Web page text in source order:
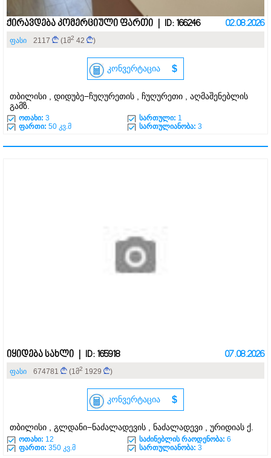
ქირავდება კომერციული ფართი | ID: 166246 02.08.2026
ფასი 2117 (1მ2 42 )
კონვერტაცია $
თბილისი , დიდუბე−ჩუღურეთის , ჩუღურეთი , აღმაშენებლის
გამზ.
ოთახი: 3 სართული: 1
ფართი: 50 კვ.მ სართულიანობა: 3
იყიდება სახლი | ID: 165918 07.08.2026
ფასი 674781 (1მ2 1929 )
კონვერტაცია $
თბილისი , გლდანი−ნაძალადევის , ნაძალადევი , ურიდიას ქ.
ოთახი: 12 საძინებლის რაოდენობა: 6
ფართი: 350 კვ.მ სართულიანობა: 3